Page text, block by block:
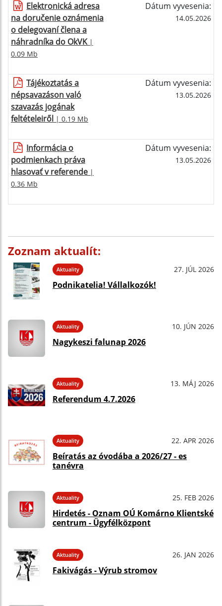
Elektronická adresa
na doručenie oznámenia
o delegovaní člena a
náhradníka do OkVK|
0.09 Mb
Dátum vyvesenia:
14.05.2026
Tájékoztatás a
népsavazáson való
szavazás jogának
feltételeiről | 0.19 Mb
Dátum vyvesenia:
13.05.2026
Informácia o
podmienkach práva
hlasovať v referende |
0.36 Mb
Dátum vyvesenia:
13.05.2026
Zoznam aktualít:
Aktuality 27. JÚL 2026
Podnikatelia! Vállalkozók!
Aktuality 10. JÚN 2026
Nagykeszi falunap 2026
Aktuality 13. MÁJ 2026
Referendum 4.7.2026
Aktuality 22. APR 2026
Beíratás az óvodába a 2026/27 - es
tanévra
Aktuality 25. FEB 2026
Hirdetés - Oznam OÚ Komárno Klientské
centrum - Ügyfélközpont
Aktuality 26. JAN 2026
Fakivágás - Výrub stromov